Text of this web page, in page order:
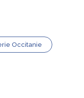
Occitanie